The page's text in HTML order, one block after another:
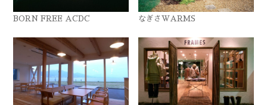
BORN FREE ACDC なぎさWARMS